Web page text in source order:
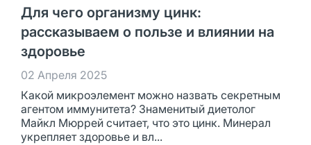
Для чего организму цинк:
рассказываем о пользе и влиянии на
здоровье
02 Апреля 2025
Какой микроэлемент можно назвать секретным
агентом иммунитета? Знаменитый диетолог
Майкл Мюррей считает, что это цинк. Минерал
укрепляет здоровье и вл...